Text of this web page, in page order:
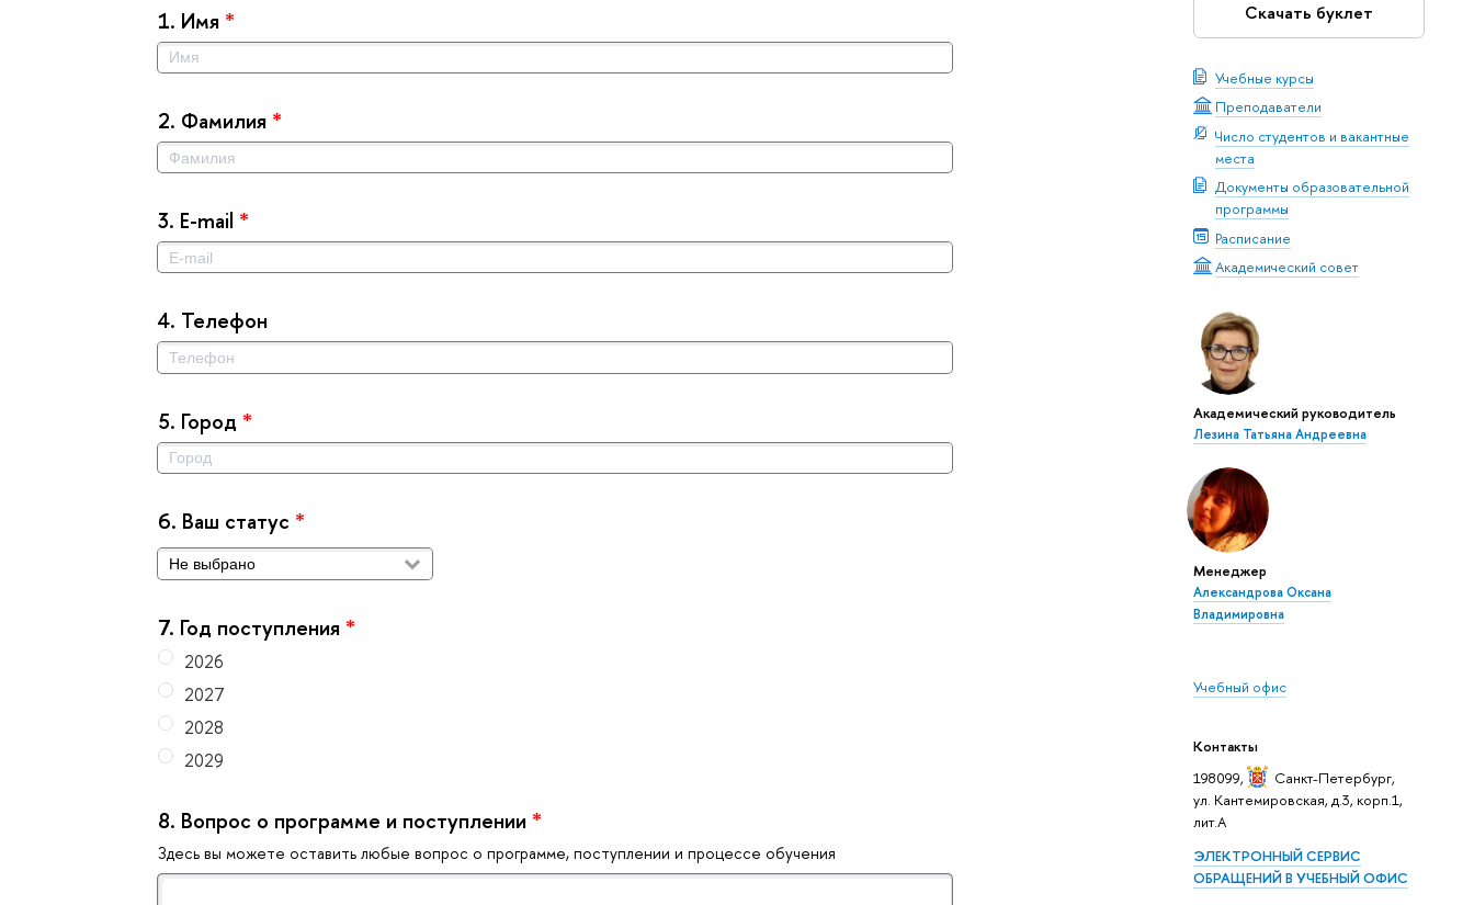
Скачать буклет
Учебные курсы
Преподаватели
Число студентов и вакантные
места
Документы образовательной
программы
Расписание
Академический совет
Академический руководитель
Лезина Татьяна Андреевна
Менеджер
Александрова Оксана
ладимировна
Учебный офис
Контакты
198099,
Санкт-Петербур,
ул. Кантемировская, д.3, корп.1,
лит.А
ЭЛЕКТРОННЫЙ СЕРВИС
ОБРАЩЕНИЙ В УЧЕБНЫЙ ОФИС
1. Имя *
2. Фамилия *
3. E-mail *
4. Телефон
5. Город *
6. аш статус *
7. Год поступления *
2026
2027
2028
2029
8. опрос о программе и поступлении *
Здесь вы можете оставить любые вопрос о программе, поступлении и процессе обучения